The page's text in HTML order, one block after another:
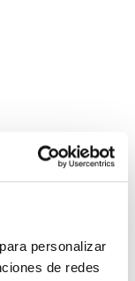
personalizar
de redes
Arquivo
-